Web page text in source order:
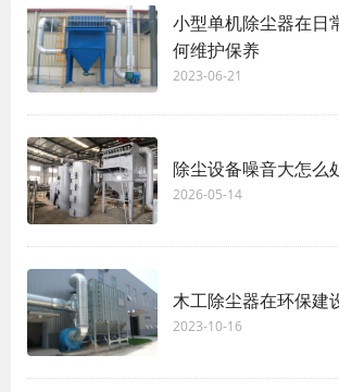
小型单机除尘器在日
何维护保养
2023-06-21
除尘设备噪音大怎么
2026-05-14
木工除尘器在环保建
2023-10-16